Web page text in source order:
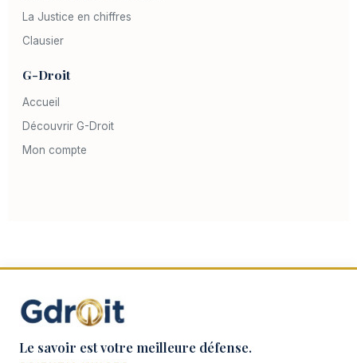
La Justice en chiffres
Clausier
G-Droit
Accueil
Découvrir G-Droit
Mon compte
Le savoir est votre meilleure défense.